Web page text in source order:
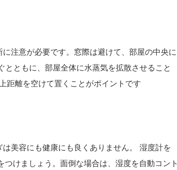
注意が必要です。窓際は避けて、部屋の中央に
ともに、部屋全体に水蒸気を拡散させること
距離を空けて置くことがポイントです
美容にも健康にも良くありません。 湿度計を
けましょう。面倒な場合は、湿度を自動コント